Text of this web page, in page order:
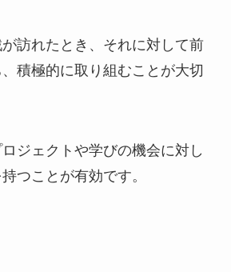
訪れたとき、それに対して前
積極的に取り組むことが大切
ジェクトや学びの機会に対し
つことが有効です。